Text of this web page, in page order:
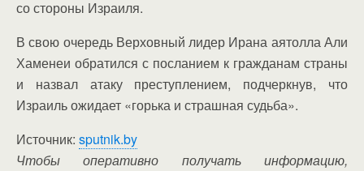
со стороны Израиля.
В свою очередь Верховный лидер Ирана аятолла Али
Хаменеи обратился с посланием к гражданам страны
и назвал атаку преступлением, подчеркнув, что
Израиль ожидает «горька и страшная судьба».
Источник: sputnik.by
Чтобы оперативно получать информацию,